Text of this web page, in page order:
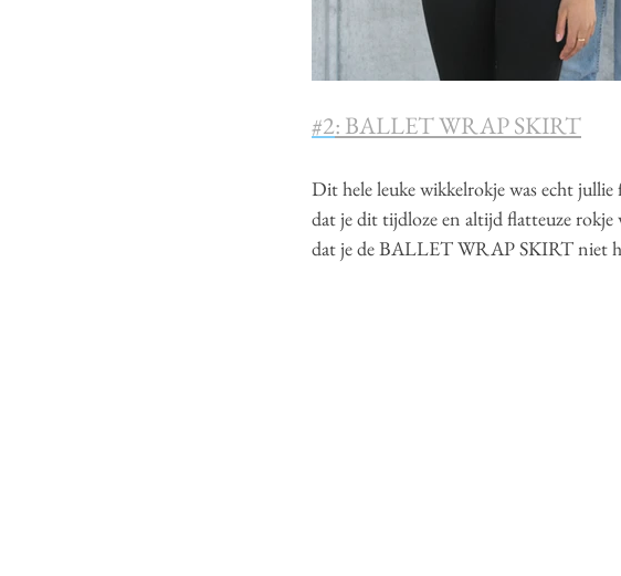
#2: BALLET WRAP SKIRT
Dit hele leuke wikkelrokje was echt
dat je dit tijdloze en altijd flatteuze rokje
dat je de BALLET WRAP SKIRT niet